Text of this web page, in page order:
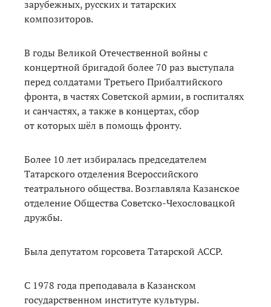
зарубежных, русских и татарских
композиторов.
В годы Великой Отечественной войны с
концертной бригадой более 70 раз выступала
перед солдатами Третьего Прибалтийского
фронта, в частях Советской армии, в госпиталях
и санчастях, а также в концертах, сбор
от которых шёл в помощь фронту.
Более 10 лет избиралась председателем
Татарского отделения Всероссийского
театрального общества. Возглавляла Казанское
отделение Общества Советско-Чехословацкой
дружбы.
Была депутатом горсовета Татарской АССР.
С 1978 года преподавала в Казанском
государственном институте культуры.